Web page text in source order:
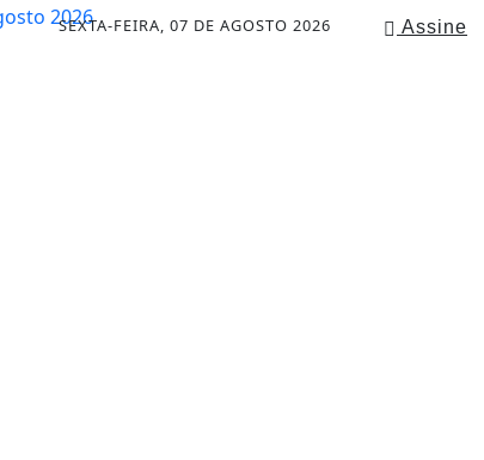
Assine
SEXTA-FEIRA, 07 DE AGOSTO 2026